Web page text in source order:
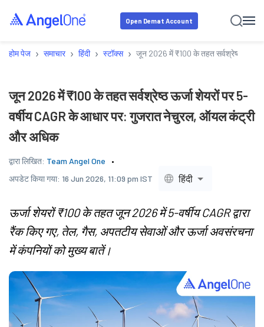
Open Demat Account
होम पेज › समाचार › हिंदी › स्टॉक्स › जून 2026 में ₹100 के तहत सर्वश्रेष्ठ ऊर्जा
जून 2026 में ₹100 के तहत सर्वश्रेष्ठ ऊर्जा शेयरों पर 5-
वर्षीय CAGR के आधार पर: गुजरात नेचुरल, ऑयल कंट्री
और अधिक
द्वारा लिखित: Team Angel One
अपडेट किया गया: 16 Jun 2026, 11:09 pm IST हिंदी
ऊर्जा शेयरों ₹100 के तहत जून 2026 में 5-वर्षीय CAGR द्वारा
रैंक किए गए, तेल, गैस, अपतटीय सेवाओं और ऊर्जा अवसंरचना
में कंपनियों को मुख्य बातें।